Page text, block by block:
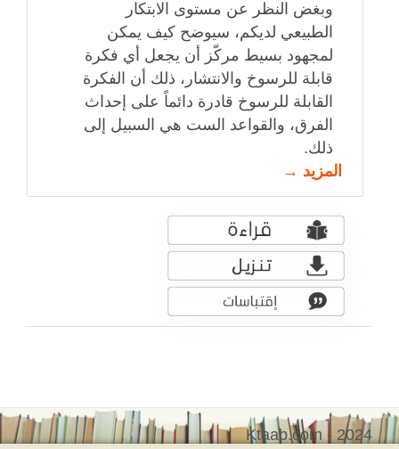
وبغض النظر عن مستوى الابتكار
الطبيعي لديكم، سيوضح كيف يمكن
لمجهود بسيط مركّز أن يجعل أي فكرة
قابلة للرسوخ والانتشار، ذلك أن الفكرة
القابلة للرسوخ قادرة دائماً على إحداث
الفرق، والقواعد الست هي السبيل إلى
ذلك.
المزيد →
Ktaab.com - 2024